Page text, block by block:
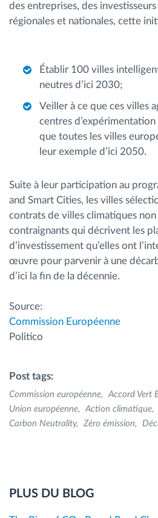
des entreprises, des
régionales et nationales, cette
Établir 100 villes
neutres d’ici 2030;
Veiller à ce que ces villes
centres
que toutes les villes
leur exemple d’ici 2050.
Suite à leur participation au
and Smart Cities, les villes
contrats de villes climatiques
contraignants qui décrivent les
d’investissement qu’elles ont
œuvre pour parvenir à une
d’ici la fin de la décennie.
Source:
Commission Européenne
Politico
Post tags:
Commission européenne
Accord Vert
Union européenne
Action climatique
Carbon Neutrality
Zéro émission
PLUS DU BLOG